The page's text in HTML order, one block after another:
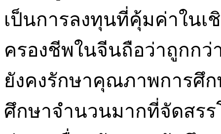
เป็นการลงทุนที่คุ้มค่าในเ
ครองชีพในจีนถือว่าถูกกว่
ยังคงรักษาคุณภาพการศึ
ศึกษาจำนวนมากที่จัดสร